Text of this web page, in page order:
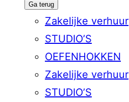
Ga terug
Zakelijke verhuur
STUDIO’S
OEFENHOKKEN
Zakelijke verhuur
STUDIO’S